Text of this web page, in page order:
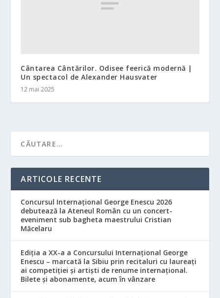
Cântarea Cântărilor. Odisee feerică modernă |
Un spectacol de Alexander Hausvater
12 mai 2025
ARTICOLE RECENTE
Concursul Internațional George Enescu 2026
debutează la Ateneul Român cu un concert-
eveniment sub bagheta maestrului Cristian
Măcelaru
Ediția a XX-a a Concursului Internațional George
Enescu – marcată la Sibiu prin recitaluri cu laureați
ai competiției și artiști de renume internațional.
Bilete și abonamente, acum în vânzare